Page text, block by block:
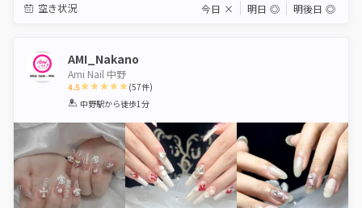
空き状況 今日 × 明日 ◎ 明後日 ◎
AMI_Nakano
Ami Nail 中野
4.5
1 2 3 4 5
(57件)
中野駅から徒歩1分